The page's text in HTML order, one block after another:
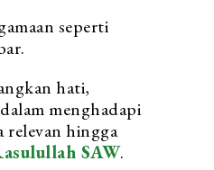
seperti
hati,
menghadapi
relevan hingga
SAW.